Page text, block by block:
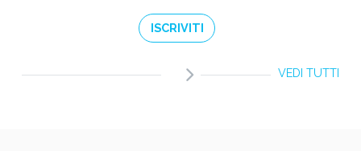
ISCRIVITI
VEDI TUTTI